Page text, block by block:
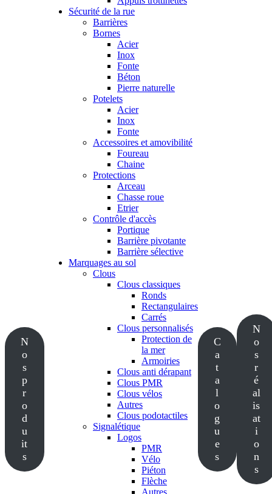
N
o
s
p
r
o
d
u
it
s
Sécurité de la rue
Barrières
Bornes
Acier
Inox
Fonte
Béton
Pierre naturelle
Potelets
Acier
Inox
Fonte
Accessoires et amovibilité
Foureau
Chaine
Protections
Arceau
Chasse roue
Etrier
Contrôle d'accès
Portique
Barrière pivotante
Barrière sélective
Marquages au sol
Clous
Clous classiques
Ronds
Rectangulaires
Carrés
Clous personnalisés
Protection de
la mer
Armoiries
Clous anti dérapant
Clous PMR
Clous vélos
Autres
Clous podotactiles
Signalétique
Logos
PMR
Vélo
Piéton
Flèche
Autres
C
a
t
a
l
o
g
u
e
s
N
o
s
r
é
al
is
at
i
o
n
s